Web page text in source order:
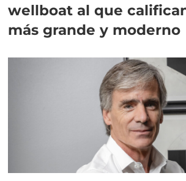
wellboat al que
más grande y moderno